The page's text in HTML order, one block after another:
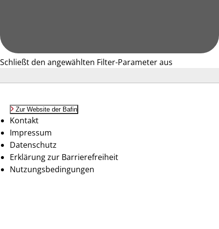
Schließt den angewählten Filter-Parameter aus
Zur Website der Bafin
Kontakt
Impressum
Datenschutz
Erklärung zur Barrierefreiheit
Nutzungsbedingungen